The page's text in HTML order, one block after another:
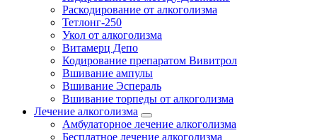
Раскодирование от алкоголизма
Тетлонг-250
Укол от алкоголизма
Витамерц Депо
Кодирование препаратом Вивитрол
Вшивание ампулы
Вшивание Эспераль
Вшивание торпеды от алкоголизма
Лечение алкоголизма
Амбулаторное лечение алкоголизма
Бесплатное лечение алкоголизма